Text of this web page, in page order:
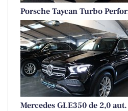
Porsche Taycan Turbo
Mercedes GLE350 de 2,0